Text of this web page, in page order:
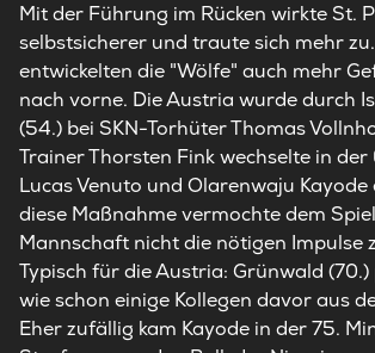
Mit der Führung im Rücken wirkte St.
selbstsicherer und traute sich mehr
entwickelten die "Wölfe" auch mehr
nach vorne. Die Austria wurde durch
(54.) bei SKN-Torhüter Thomas
Trainer Thorsten Fink wechselte in der
Lucas Venuto und Olarenwaju Kayode
diese Maßnahme vermochte dem
Mannschaft nicht die nötigen Impulse
Typisch für die Austria: Grünwald
wie schon einige Kollegen davor aus
Eher zufällig kam Kayode in der 75.